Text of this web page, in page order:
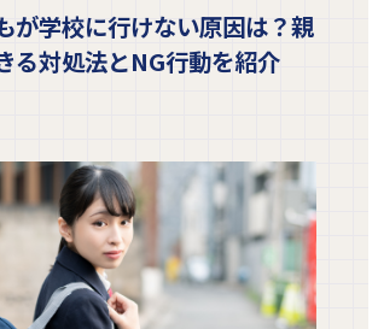
が学校に行けない原因は？親
る対処法とNG行動を紹介